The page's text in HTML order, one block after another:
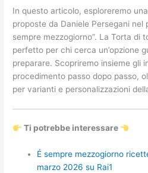
In questo articolo, esploreremo
proposte da Daniele Persegani nel
sempre mezzogiorno”. La Torta di
perfetto per chi cerca un’opzione
preparare. Scopriremo insieme gli
procedimento passo dopo passo,
per varianti e personalizzazioni
Ti potrebbe interessare
É sempre mezzogiorno
marzo 2026 su Rai1